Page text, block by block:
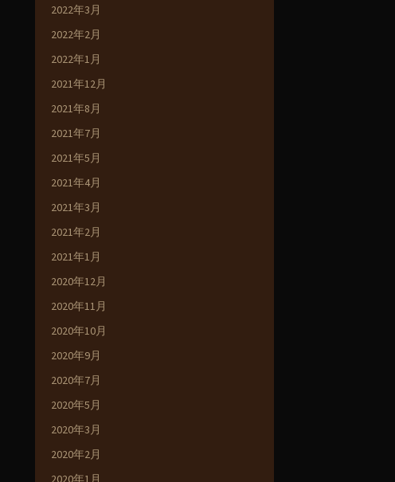
2022年3月
2022年2月
2022年1月
2021年12月
2021年8月
2021年7月
2021年5月
2021年4月
2021年3月
2021年2月
2021年1月
2020年12月
2020年11月
2020年10月
2020年9月
2020年7月
2020年5月
2020年3月
2020年2月
2020年1月